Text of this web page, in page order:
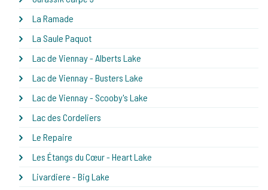
La Ramade
La Saule Paquot
Lac de Viennay - Alberts Lake
Lac de Viennay - Busters Lake
Lac de Viennay - Scooby's Lake
Lac des Cordeliers
Le Repaire
Les Étangs du Cœur - Heart Lake
Livardiere - Big Lake